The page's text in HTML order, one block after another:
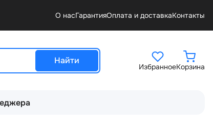
О насГарантияОплата и доставкаКонтакты
Найти
ИзбранноеКорзина